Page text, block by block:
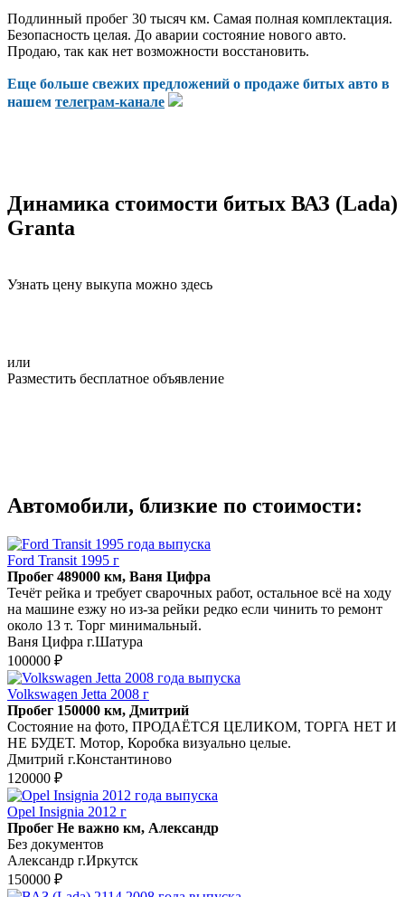
Подлинный пробег 30 тысяч км. Самая полная комплектация.
Безопасность целая. До аварии состояние нового авто.
Продаю, так как нет возможности восстановить.
Еще больше свежих предложений о продаже битых авто в
нашем телеграм-канале
Динамика стоимости битых ВАЗ (Lada)
Granta
Узнать цену выкупа можно здесь
или
Разместить бесплатное объявление
Автомобили, близкие по стоимости:
Ford Transit 1995 г
Пробег 489000 км, Ваня Цифра
Течёт рейка и требует сварочных работ, остальное всё на ходу
на машине езжу но из-за рейки редко если чинить то ремонт
около 13 т. Торг минимальный.
Ваня Цифра г.Шатура
100000 ₽
Volkswagen Jetta 2008 г
Пробег 150000 км, Дмитрий
Состояние на фото, ПРОДАЁТСЯ ЦЕЛИКОМ, ТОРГА НЕТ И
НЕ БУДЕТ. Мотор, Коробка визуально целые.
Дмитрий г.Константиново
120000 ₽
Opel Insignia 2012 г
Пробег Не важно км, Александр
Без документов
Александр г.Иркутск
150000 ₽